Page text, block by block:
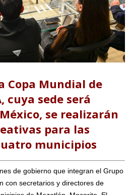
Copa Mundial de
cuya sede será
se realizarán
para las
municipios
de gobierno que integran el Grupo
con secretarios y directores de